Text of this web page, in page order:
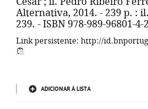
Alternativa, 2014. - 239 p. :
239. - ISBN 978-989-96801-4-
Link persistente: http://
ADICIONAR À LISTA